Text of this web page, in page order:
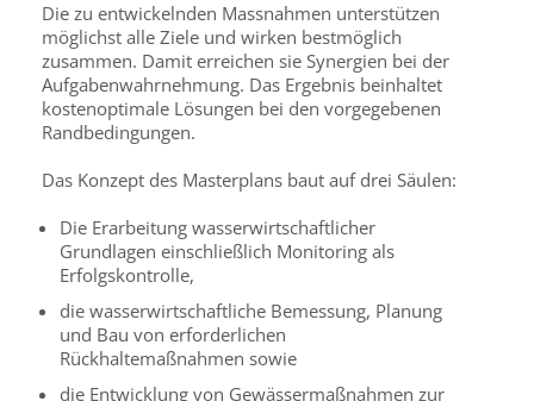
Die zu entwickelnden Massnahmen unterstützen
möglichst alle Ziele und wirken bestmöglich
zusammen. Damit erreichen sie Synergien bei der
Aufgabenwahrnehmung. Das Ergebnis beinhaltet
kostenoptimale Lösungen bei den vorgegebenen
Randbedingungen.
Das Konzept des Masterplans baut auf drei Säulen:
Die Erarbeitung wasserwirtschaftlicher
Grundlagen einschließlich Monitoring als
Erfolgskontrolle,
die wasserwirtschaftliche Bemessung, Planung
und Bau von erforderlichen
Rückhaltemaßnahmen sowie
die Entwicklung von Gewässermaßnahmen zur